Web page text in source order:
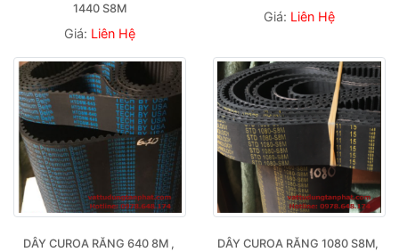
1440 S8M
Giá: Liên Hệ
Giá: Liên Hệ
DÂY CUROA RĂNG 640 8M ,
DÂY CUROA RĂNG 1080 S8M,